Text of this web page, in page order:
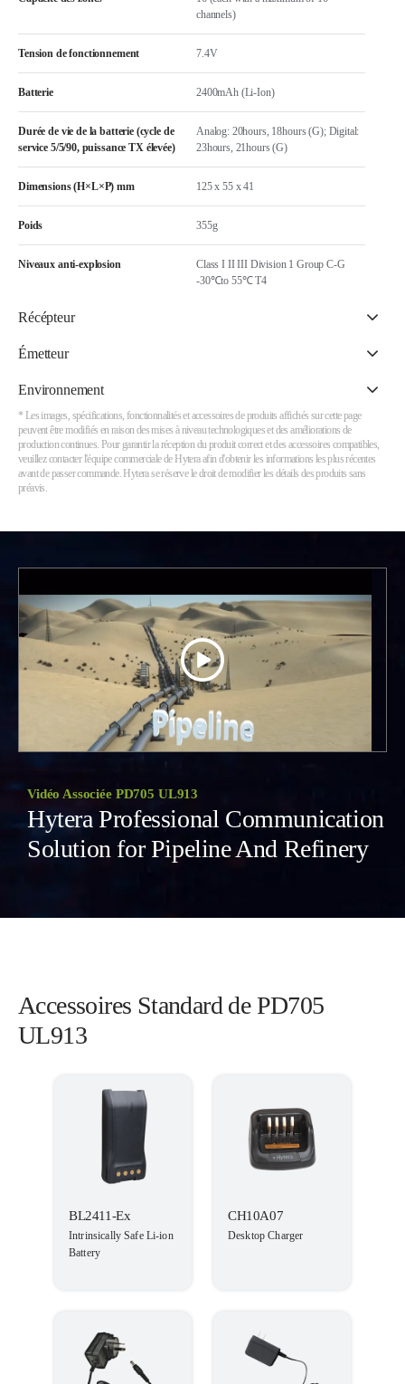
channels)
Tension de fonctionnement 7.4V
Batterie 2400mAh (Li-Ion)
Durée de vie de la batterie (cycle de
service 5/5/90, puissance TX élevée)
Analog: 20hours, 18hours (G); Digital:
23hours, 21hours (G)
Dimensions (H×L×P) mm 125 x 55 x 41
Poids 355g
Niveaux anti-explosion
Class I II III Division 1 Group C-G
-30℃to 55℃ T4
Récépteur
Émetteur
Environnement
* Les images, spécifications, fonctionnalités et accessoires de produits affichés sur cette page
peuvent être modifiés en raison des mises à niveau technologiques et des améliorations de
production continues. Pour garantir la réception du produit correct et des accessoires compatibles,
veuillez contacter l'équipe commerciale de Hytera afin d'obtenir les informations les plus récentes
avant de passer commande. Hytera se réserve le droit de modifier les détails des produits sans
préavis.
Vidéo Associée PD705 UL913
Hytera Professional Communication
Solution for Pipeline And Refinery
Accessoires Standard de PD705
UL913
BL2411-Ex
Intrinsically Safe Li-ion
Battery
CH10A07
Desktop Charger